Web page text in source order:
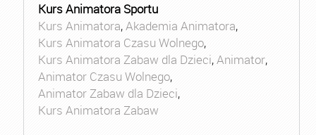
Kurs Animatora Sportu
Kurs Animatora,Akademia Animatora,
Kurs Animatora Czasu Wolnego,
Kurs Animatora Zabaw dla Dzieci,Animator,
Animator Czasu Wolnego,
Animator Zabaw dla Dzieci,
Kurs Animatora Zabaw